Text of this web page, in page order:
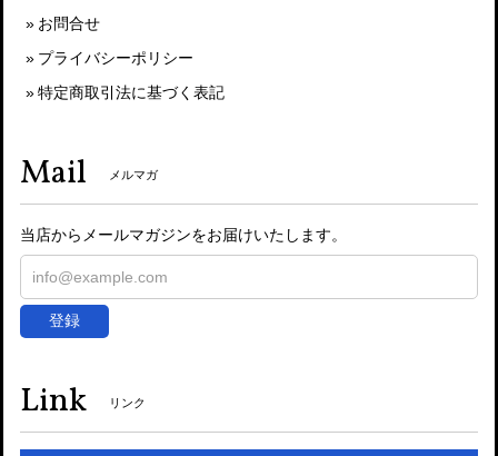
お問合せ
プライバシーポリシー
特定商取引法に基づく表記
Mail メルマガ
当店からメールマガジンをお届けいたします。
登録
Link リンク